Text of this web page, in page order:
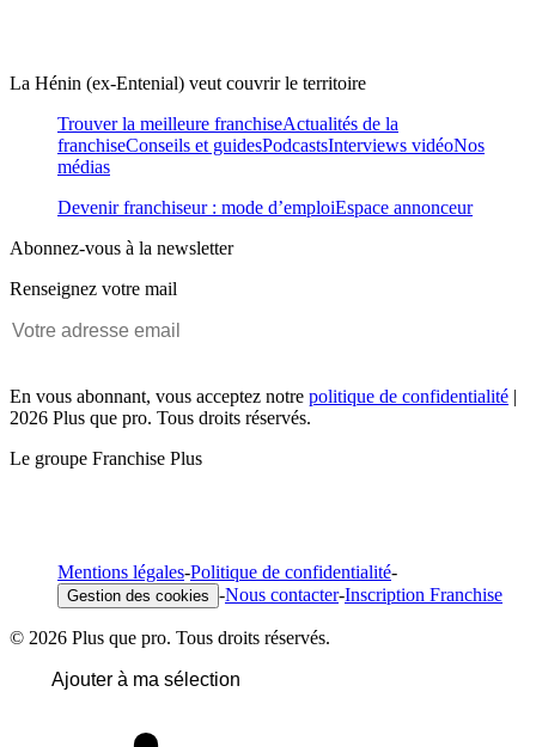
La Hénin (ex-Entenial) veut couvrir le territoire
Trouver la meilleure franchiseActualités de la
franchiseConseils et guidesPodcastsInterviews vidéoNos
médias
Devenir franchiseur : mode d’emploiEspace annonceur
Abonnez-vous à la newsletter
Renseignez votre mail
En vous abonnant, vous acceptez notre politique de confidentialité |
2026 Plus que pro. Tous droits réservés.
Le groupe Franchise Plus
Mentions légales-Politique de confidentialité-
Gestion des cookies -Nous contacter-Inscription Franchise
© 2026 Plus que pro. Tous droits réservés.
Ajouter à ma sélection